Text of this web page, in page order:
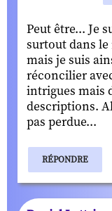
Peut être... Je
surtout dans
mais je suis
réconcilier
intrigues mais
descriptions.
pas perdue...
RÉPONDRE